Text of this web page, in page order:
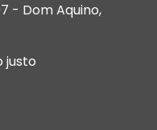
- Dom Aquino,
justo